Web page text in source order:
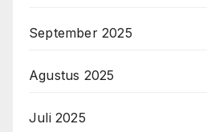
September 2025
Agustus 2025
Juli 2025